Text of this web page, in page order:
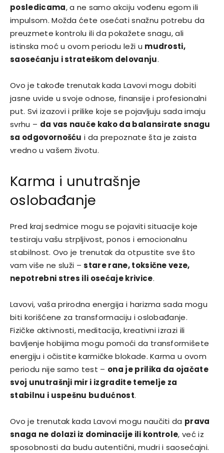
posledicama, a ne samo akciju vođenu egom ili
impulsom. Možda ćete osećati snažnu potrebu da
preuzmete kontrolu ili da pokažete snagu, ali
istinska moć u ovom periodu leži u mudrosti,
saosećanju i strateškom delovanju.
Ovo je takođe trenutak kada Lavovi mogu dobiti
jasne uvide u svoje odnose, finansije i profesionalni
put. Svi izazovi i prilike koje se pojavljuju sada imaju
svrhu – da vas nauče kako da balansirate snagu
sa odgovornošću i da prepoznate šta je zaista
vredno u vašem životu.
Karma i unutrašnje
oslobađanje
Pred kraj sedmice mogu se pojaviti situacije koje
testiraju vašu strpljivost, ponos i emocionalnu
stabilnost. Ovo je trenutak da otpustite sve što
vam više ne služi –stare rane, toksične veze,
nepotrebni stres ili osećaje krivice.
Lavovi, vaša prirodna energija i harizma sada mogu
biti korišćene za transformaciju i oslobađanje.
Fizičke aktivnosti, meditacija, kreativni izrazi ili
bavljenje hobijima mogu pomoći da transformišete
energiju i očistite karmičke blokade. Karma u ovom
periodu nije samo test – ona je prilika da ojačate
svoj unutrašnji mir i izgradite temelje za
stabilnu i uspešnu budućnost.
Ovo je trenutak kada Lavovi mogu naučiti da prava
snaga ne dolazi iz dominacije ili kontrole, već iz
sposobnosti da budu autentični, mudri i saosećajni.